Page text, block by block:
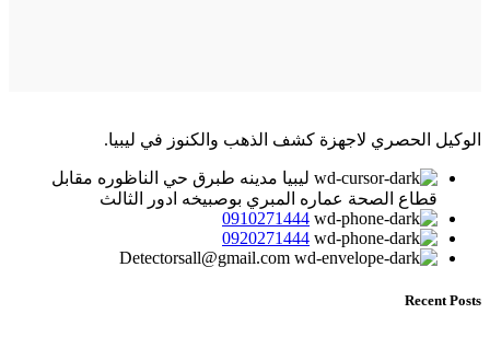
الوكيل الحصري لاجهزة كشف الذهب والكنوز في ليبيا.
ليبيا مدينه طبرق حي الناظوره مقابل
قطاع الصحة عماره المبري بوصبيخه ادور الثالث
0910271444
0920271444
Detectorsall@gmail.com
Recent Posts